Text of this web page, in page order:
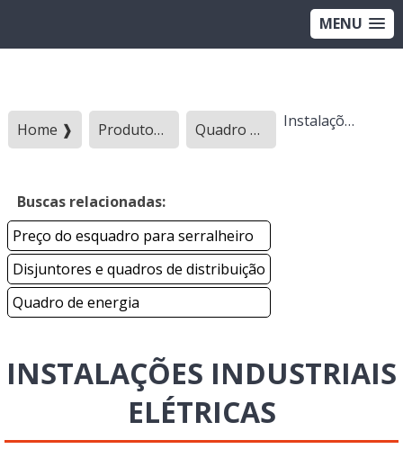
MENU
Home ❱ Produtos ❱ Quadro eletrico - Categoria ❱ Instalações industriais elétricas
Buscas relacionadas:
Preço do esquadro para serralheiro
Disjuntores e quadros de distribuição
Quadro de energia
INSTALAÇÕES INDUSTRIAIS
ELÉTRICAS